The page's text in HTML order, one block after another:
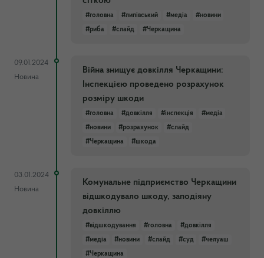
#головна #липівський #медіа
#новини
#риба
#слайд #Черкащина
09.01.2024
Новина
Війна знищує довкілля Черкащини:
Інспекцією проведено розрахунок
розміру шкоди
#головна #довкілля #інспекція
#медіа
#новини
#розрахунок
#слайд
#Черкащина
#шкода
03.01.2024
Новина
Комунальне підприємство Черкащини
відшкодувало шкоду, заподіяну
довкіллю
#відшкодування #головна
#довкілля
#медіа
#новини #слайд #суд
#челуаш
#Черкащина